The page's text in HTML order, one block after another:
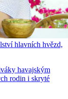
hlavních hvězd,
havajským
rodin i skryté